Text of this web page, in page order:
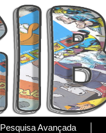
Pesquisa Avançada